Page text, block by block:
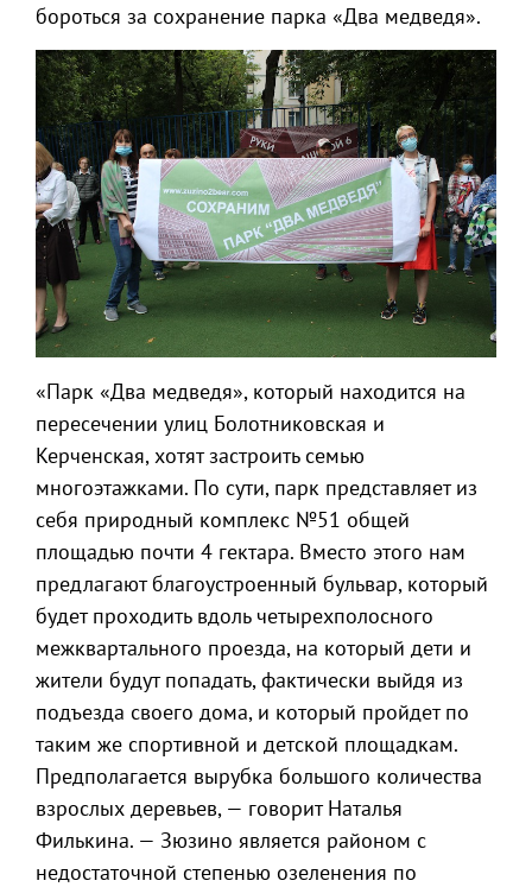
бороться за сохранение парка «Два медведя».
«Парк «Два медведя», который находится на
пересечении улиц Болотниковская и
Керченская, хотят застроить семью
многоэтажками. По сути, парк представляет из
себя природный комплекс №51 общей
площадью почти 4 гектара. Вместо этого нам
предлагают благоустроенный бульвар, который
будет проходить вдоль четырехполосного
межквартального проезда, на который дети и
жители будут попадать, фактически выйдя из
подъезда своего дома, и который пройдет по
таким же спортивной и детской площадкам.
Предполагается вырубка большого количества
взрослых деревьев, — говорит Наталья
Филькина. — Зюзино является районом с
недостаточной степенью озеленения по